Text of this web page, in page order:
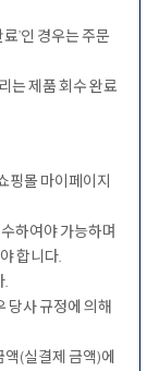
료’인 경우는 주문
는 제품 회수 완료
핑몰 마이페이지
하여야 가능하며
합니다.
.
당사 규정에 의해
(실결제 금액)에